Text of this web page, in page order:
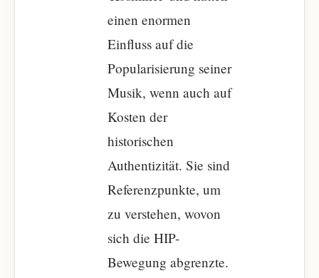
einen enormen
Einfluss auf die
Popularisierung seiner
Musik, wenn auch auf
Kosten der
historischen
Authentizität. Sie sind
Referenzpunkte, um
zu verstehen, wovon
sich die HIP-
Bewegung abgrenzte.